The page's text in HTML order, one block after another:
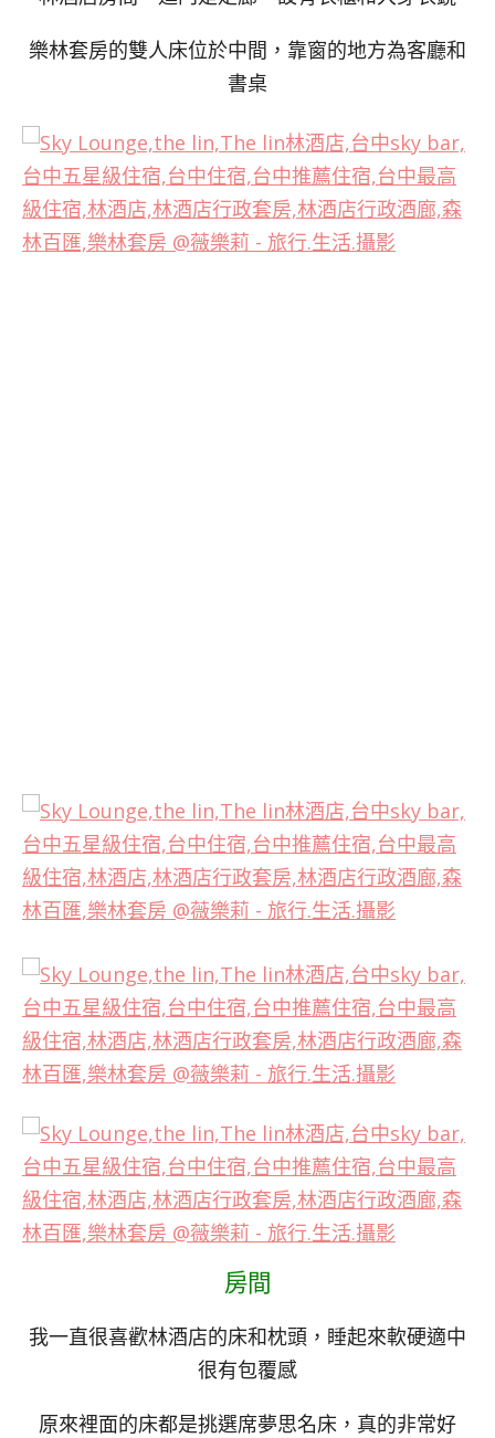
樂林套房的雙人床位於中間，靠窗的地方為客廳和
書桌
房間
我一直很喜歡林酒店的床和枕頭，睡起來軟硬適中
很有包覆感
原來裡面的床都是挑選席夢思名床，真的非常好